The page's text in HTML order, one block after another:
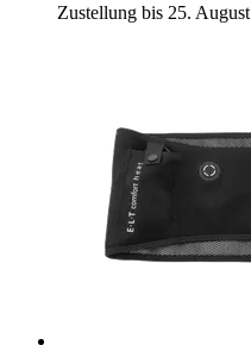
Zustellung bis 25. August